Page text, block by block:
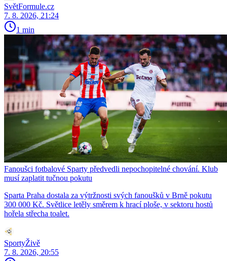
SvětFormule.cz
7. 8. 2026, 21:24
1 min
Fanoušci fotbalové Sparty předvedli nepochopitelné chování. Klub
musí zaplatit tučnou pokutu
Sparta Praha dostala za výtržnosti svých fanoušků v Brně pokutu
300 000 Kč. Světlice letěly směrem k hrací ploše, v sektoru hostů
hořela střecha toalet.
SportyŽivě
7. 8. 2026, 20:55